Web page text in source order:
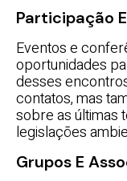
Participação
Eventos e
oportunidades
desses
contatos, mas
sobre as últimas
legislações
Grupos E